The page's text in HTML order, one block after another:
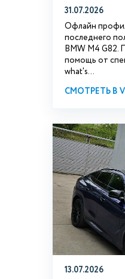
31.07.2026
Офлайн
последнего
BMW М4 G82.
помощь от
what's...
СМОТРЕТЬ В
13.07.2026